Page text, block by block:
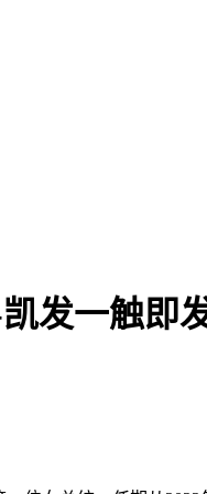
发一触即